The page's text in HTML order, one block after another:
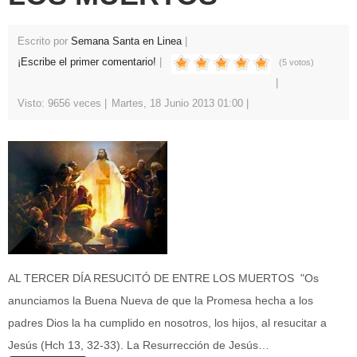
Escrito por Semana Santa en Linea
¡Escribe el primer comentario!
(5 votos)
Visto: 9656 veces Martes, 18 Junio 2013 01:00
AL TERCER DÍA RESUCITÓ DE ENTRE LOS MUERTOS "Os
anunciamos la Buena Nueva de que la Promesa hecha a los
padres Dios la ha cumplido en nosotros, los hijos, al resucitar a
Jesús (Hch 13, 32-33). La Resurrección de Jesús…